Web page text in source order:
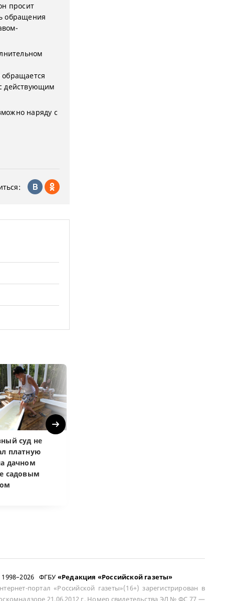
просит
обращения
действующим
наряду с
суд не
платную
дачном
садовым
Next
ФГБУ «Редакция «Российской газеты»
портал «Российской газеты»(16+) зарегистрирован в
21.06.2012 г. Номер свидетельства ЭЛ № ФС 77 —